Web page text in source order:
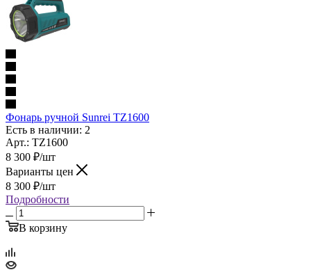
Фонарь ручной Sunrei TZ1600
Есть в наличии: 2
Арт.: TZ1600
8 300 ₽/шт
Варианты цен
8 300 ₽/шт
Подробности
В корзину